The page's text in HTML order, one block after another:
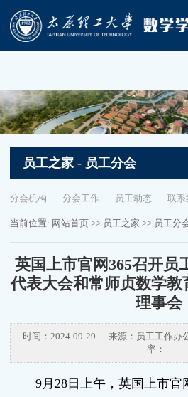
365英国上市(集团公司)
Platform
员工之家 - 员工分会
分会机构 分会工作 员工动态 联系
当前位置: 网站首页>> 员工之家 >> 员工分
英国上市官网365召开员
代表大会和常师贞数学教
理事会
时间：2024-09-29 来源：员工工作办
率：
9月28日上午，英国上市官